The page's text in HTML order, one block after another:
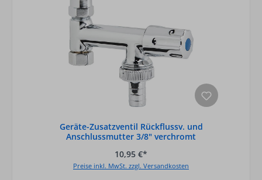
Geräte-Zusatzventil Rückflussv. und
Anschlussmutter 3/8" verchromt
10,95 €*
Preise inkl. MwSt. zzgl. Versandkosten